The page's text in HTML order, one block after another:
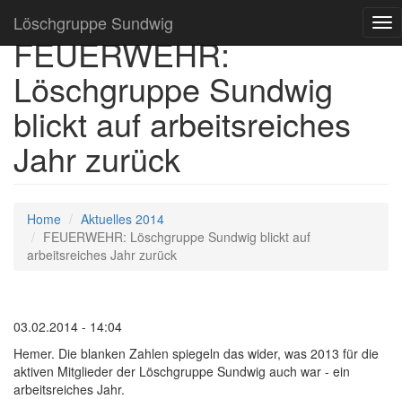
Löschgruppe Sundwig
FEUERWEHR:
Löschgruppe Sundwig
blickt auf arbeitsreiches
Jahr zurück
Home
Aktuelles 2014
FEUERWEHR: Löschgruppe Sundwig blickt auf
arbeitsreiches Jahr zurück
03.02.2014 - 14:04
Hemer. Die blanken Zahlen spiegeln das wider, was 2013 für die
aktiven Mitglieder der Löschgruppe Sundwig auch war - ein
arbeitsreiches Jahr.